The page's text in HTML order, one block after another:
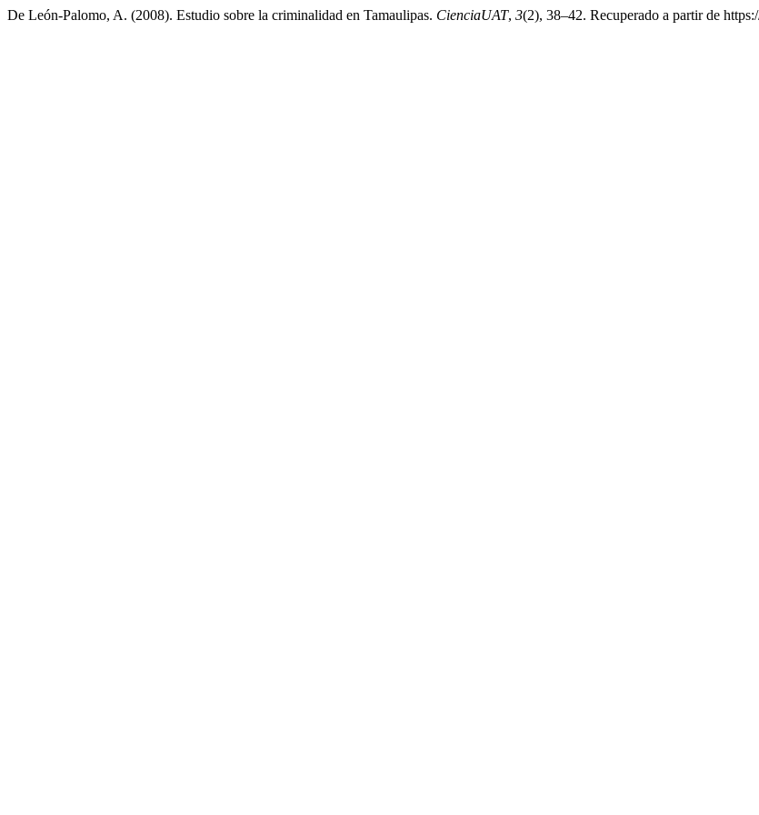
De León-Palomo, A. (2008). Estudio sobre la criminalidad en Tamaulipas. CienciaUAT, 3(2), 38–42. Recuperado a partir de